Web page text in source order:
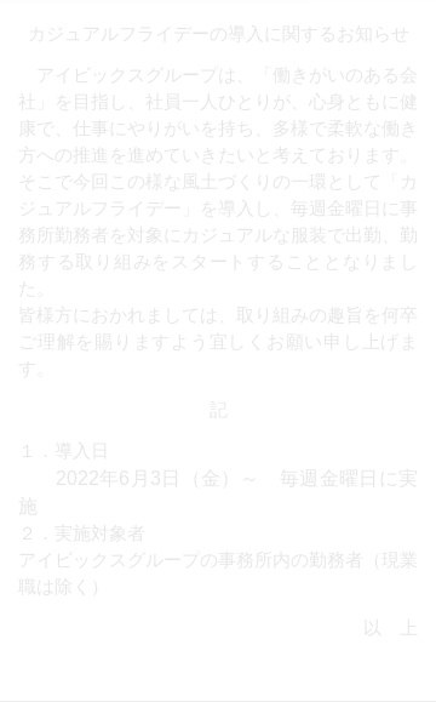
カジュアルフライデーの導入に関するお知らせ
アイビックスグループは、「働きがいのある会
社」を目指し、社員一人ひとりが、心身ともに健
康で、仕事にやりがいを持ち、多様で柔軟な働き
方への推進を進めていきたいと考えております。
そこで今回この様な風土づくりの一環として「カ
ジュアルフライデー」を導入し、毎週金曜日に事
務所勤務者を対象にカジュアルな服装で出勤、勤
務する取り組みをスタートすることとなりまし
皆様方におかれましては、取り組みの趣旨を何卒
ご理解を賜りますよう宜しくお願い申し上げま
１．導入日
2022年6月3日（金）～ 毎週金曜日に実
２．実施対象者
アイビックスグループの事務所内の勤務者（現業
職は除く）
以 上